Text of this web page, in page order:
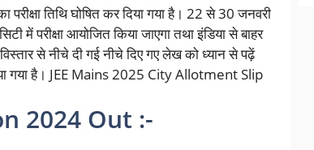
तिथि घोषित कर दिया गया है। 22 से 30 जनवरी
में परीक्षा आयोजित किया जाएगा तथा इंडिया से बाहर
से नीचे दी गई नीचे दिए गए लेख को ध्यान से पढ़ें
गया है। JEE Mains 2025 City Allotment Slip
2024 Out :-